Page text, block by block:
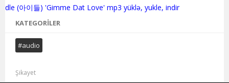
KATEGORILER
#audio
Şikayet